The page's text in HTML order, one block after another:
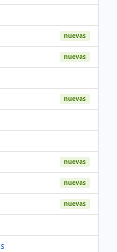
nuevas
nuevas
nuevas
nuevas
nuevas
nuevas